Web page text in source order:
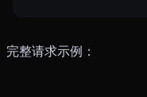
完整请求示例：